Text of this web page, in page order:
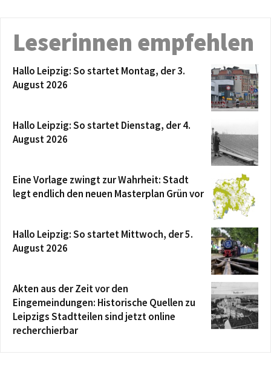
Leserinnen empfehlen
Hallo Leipzig: So startet Montag, der 3.
August 2026
Hallo Leipzig: So startet Dienstag, der 4.
August 2026
Eine Vorlage zwingt zur Wahrheit: Stadt
legt endlich den neuen Masterplan Grün vor
Hallo Leipzig: So startet Mittwoch, der 5.
August 2026
Akten aus der Zeit vor den
Eingemeindungen: Historische Quellen zu
Leipzigs Stadtteilen sind jetzt online
recherchierbar